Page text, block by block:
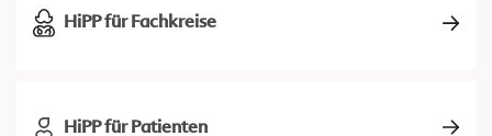
HiPP für Fachkreise
HiPP für Patienten